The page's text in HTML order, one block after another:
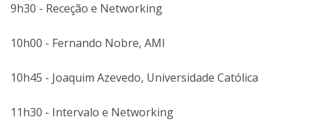
9h30 - Receção e Networking
10h00 - Fernando Nobre, AMI
10h45 - Joaquim Azevedo, Universidade Católica
11h30 - Intervalo e Networking